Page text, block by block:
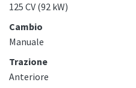
125 CV (92 kW)
Cambio
Manuale
Trazione
Anteriore